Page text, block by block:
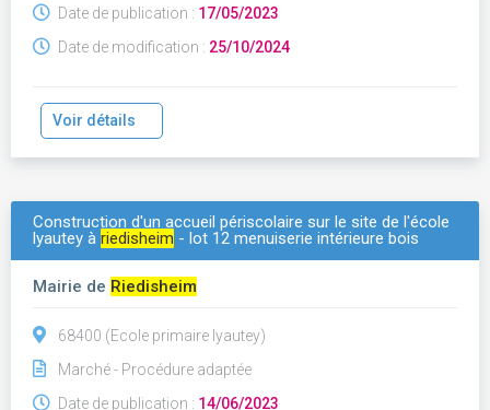
Date de publication : 17/05/2023
Date de modification : 25/10/2024
Voir détails
Construction d'un accueil périscolaire sur le site de l'école
lyautey à riedisheim - lot 12 menuiserie intérieure bois
Mairie de Riedisheim
68400 (Ecole primaire lyautey)
Marché - Procédure adaptée
Date de publication : 14/06/2023